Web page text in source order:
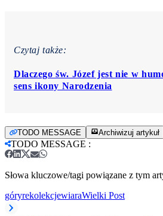
Czytaj także:
Dlaczego św. Józef jest nie w
sens ikony Narodzenia
TODO MESSAGE Archiwizuj artykuł
TODO MESSAGE :
Słowa kluczowe/tagi powiązane z tym
góryrekolekcjewiaraWielki Post